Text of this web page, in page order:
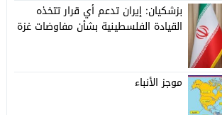
بزشكيان: إيران تدعم أي قرار تتخذه
القيادة الفلسطينية بشأن مفاوضات غزة
موجز الأنباء